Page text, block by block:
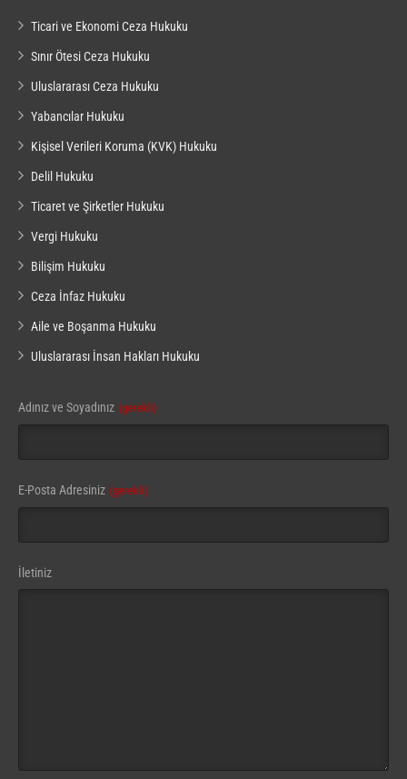
Ticari ve Ekonomi Ceza Hukuku
Sınır Ötesi Ceza Hukuku
Uluslararası Ceza Hukuku
Yabancılar Hukuku
Kişisel Verileri Koruma (KVK) Hukuku
Delil Hukuku
Ticaret ve Şirketler Hukuku
Vergi Hukuku
Bilişim Hukuku
Ceza İnfaz Hukuku
Aile ve Boşanma Hukuku
Uluslararası İnsan Hakları Hukuku
Adınız ve Soyadınız (gerekli)
Company
Name (gerekli)
E-Posta Adresiniz (gerekli)
İletiniz